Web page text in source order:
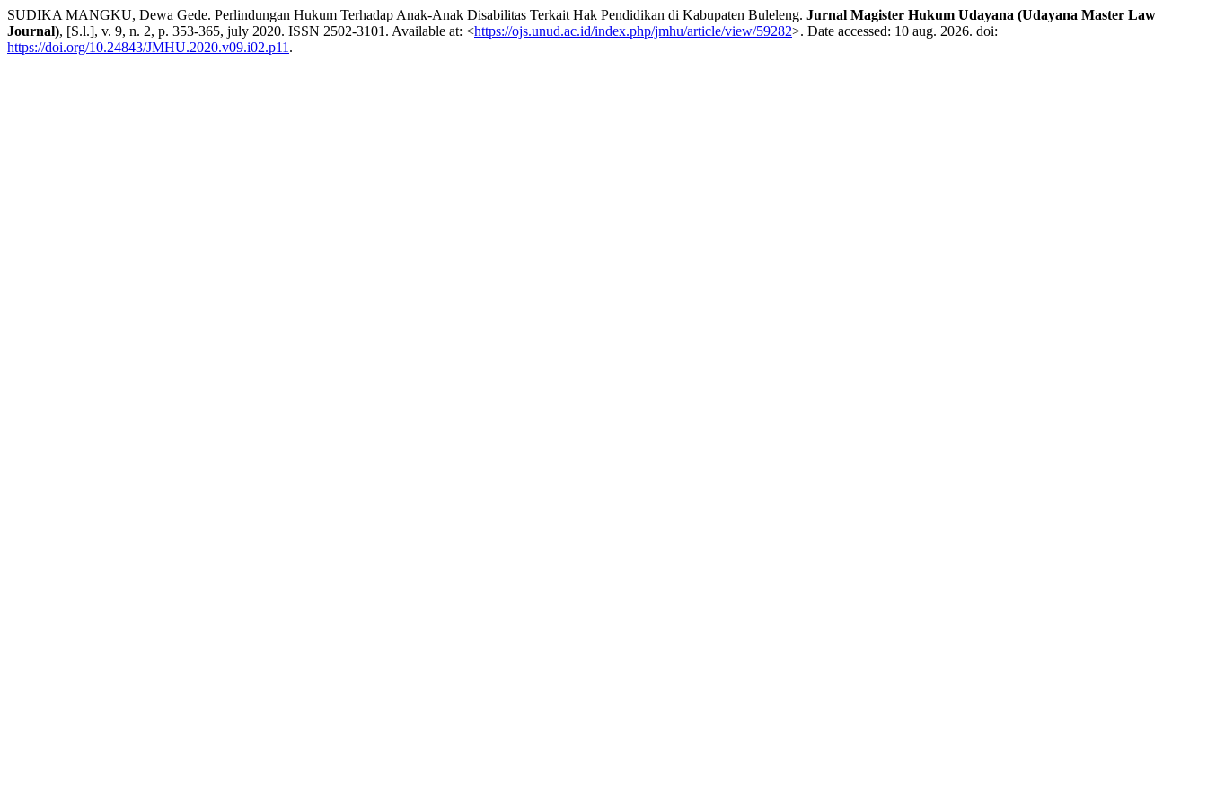
SUDIKA MANGKU, Dewa Gede. Perlindungan Hukum Terhadap Anak-Anak Disabilitas Terkait Hak Pendidikan di Kabupaten Buleleng. Jurnal Magister Hukum Udayana (Udayana Master Law
Journal), [S.l.], v. 9, n. 2, p. 353-365, july 2020. ISSN 2502-3101. Available at: <https://ojs.unud.ac.id/index.php/jmhu/article/view/59282>. Date accessed: 10 aug. 2026. doi:
https://doi.org/10.24843/JMHU.2020.v09.i02.p11 .